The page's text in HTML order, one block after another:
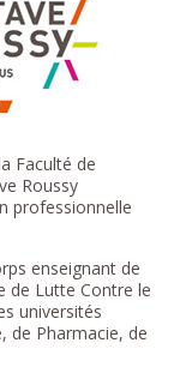
Faculté de
Roussy
professionnelle
enseignant de
de Lutte Contre le
universités
de Pharmacie, de